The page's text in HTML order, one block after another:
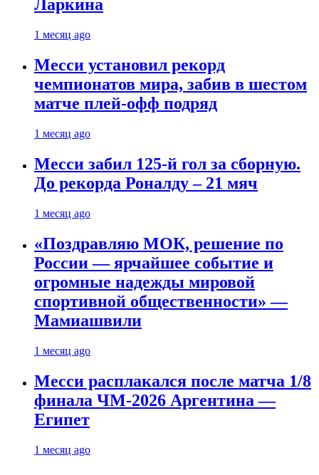
Ларкина
1 месяц ago
Месси установил рекорд
чемпионатов мира, забив в шестом
матче плей‑офф подряд
1 месяц ago
Месси забил 125-й гол за сборную.
До рекорда Роналду – 21 мяч
1 месяц ago
«Поздравляю МОК, решение по
России — ярчайшее событие и
огромные надежды мировой
спортивной общественности» —
Мамиашвили
1 месяц ago
Месси расплакался после матча 1/8
финала ЧМ-2026 Аргентина —
Египет
1 месяц ago